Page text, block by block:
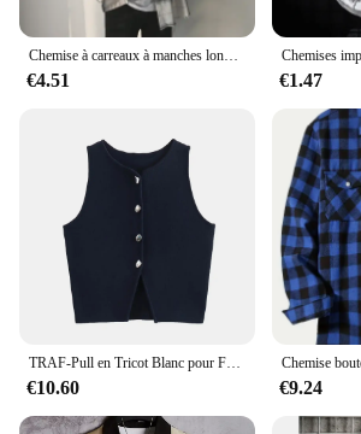
€4.51 €1.47
€10.60 €9.24